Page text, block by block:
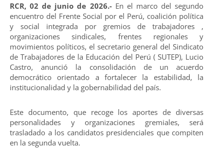
RCR, 02 de junio de 2026.-En el marco del segundo
encuentro del Frente Social por el Perú, coalición política
y social integrada por gremios de trabajadores ,
organizaciones sindicales, frentes regionales y
movimientos políticos, el secretario general del Sindicato
de Trabajadores de la Educación del Perú ( SUTEP), Lucio
Castro, anunció la consolidación de un acuerdo
democrático orientado a fortalecer la estabilidad, la
institucionalidad y la gobernabilidad del país.
Este documento, que recoge los aportes de diversas
personalidades y organizaciones gremiales, será
trasladado a los candidatos presidenciales que compiten
en la segunda vuelta.